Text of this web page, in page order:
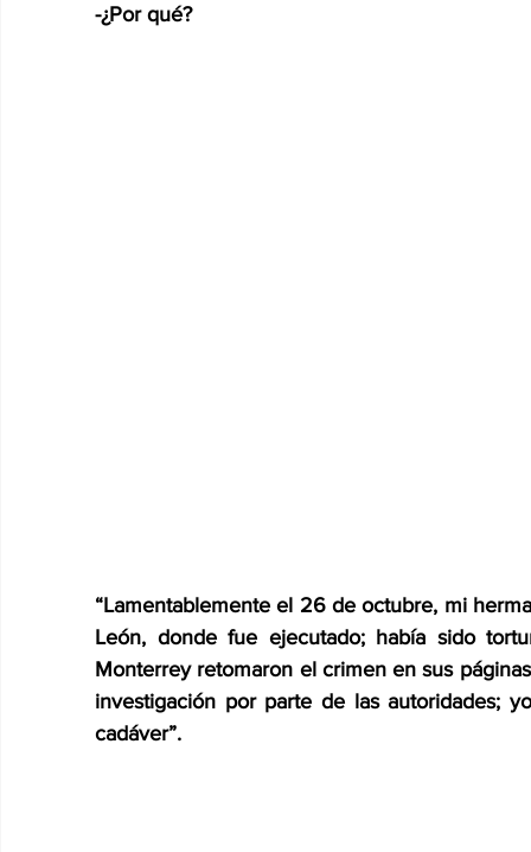
-¿Por qué?
“Lamentablemente el 26 de octubre, mi
León, donde fue ejecutado; había sido
Monterrey retomaron el crimen en sus
investigación por parte de las autoridades;
cadáver”.